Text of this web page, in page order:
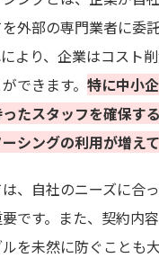
外部の専門業者に委
より、企業はコスト
できます。 特に中小
たスタッフを確保す
シングの利用が増えて
、自社のニーズに合
です。また、契約内
を未然に防ぐことも大